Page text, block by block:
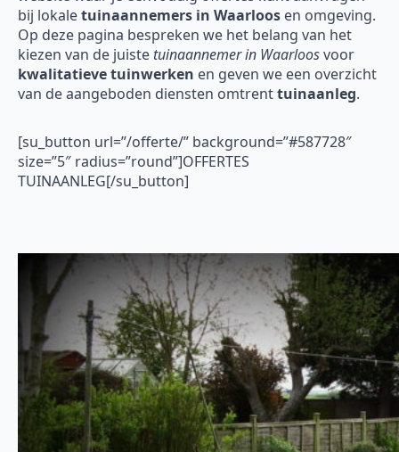
bij lokaletuinaannemers in Waarloos en omgeving.
Op deze pagina bespreken we het belang van het
kiezen van de juiste tuinaannemer in Waarloosvoor
kwalitatieve tuinwerken en geven we een overzicht
van de aangeboden diensten omtrenttuinaanleg.
[su_button url=”/offerte/” background=”#587728″
size=”5″ radius=”round”]OFFERTES
TUINAANLEG[/su_button]